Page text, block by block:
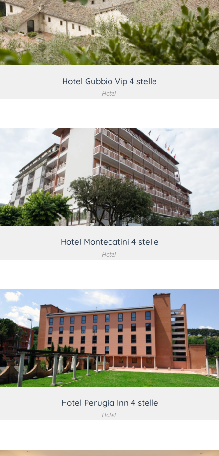
VEDI DETTAGLIO
Hotel Gubbio Vip 4 stelle
Hotel
VEDI DETTAGLIO
Hotel Montecatini 4 stelle
Hotel
VEDI DETTAGLIO
Hotel Perugia Inn 4 stelle
Hotel